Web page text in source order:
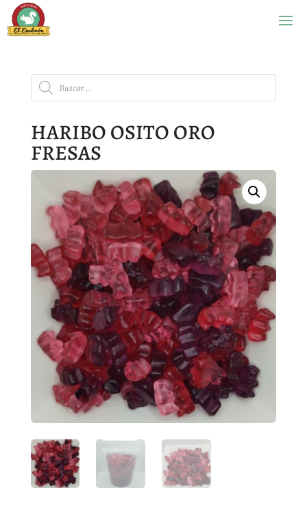
Búsqueda
de
productos
HARIBO OSITO ORO
FRESAS